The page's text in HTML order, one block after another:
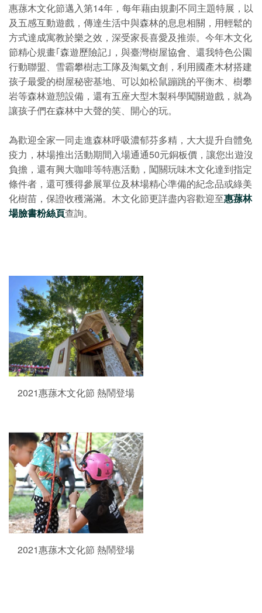
惠蓀木文化節邁入第14年，每年藉由規劃不同主題特展，以
及五感互動遊戲，傳達生活中與森林的息息相關，用輕鬆的
方式達成寓教於樂之效，深受家長喜愛及推崇。今年木文化
節精心規畫｢森遊歷險記｣，與臺灣樹屋協會、還我特色公園
行動聯盟、雪霸攀樹志工隊及淘氣文創，利用國產木材搭建
孩子最愛的樹屋秘密基地、可以如松鼠蹦跳的平衡木、樹攀
岩等森林遊憩設備，還有五座大型木製科學闖關遊戲，就為
讓孩子們在森林中大聲的笑、開心的玩。
為歡迎全家一同走進森林呼吸濃郁芬多精，大大提升自體免
疫力，林場推出活動期間入場通通50元銅板價，讓您出遊沒
負擔，還有興大咖啡等特惠活動，闖關玩味木文化達到指定
條件者，還可獲得參展單位及林場精心準備的紀念品或綠美
化樹苗，保證收穫滿滿。木文化節更詳盡內容歡迎至惠蓀林
場臉書粉絲頁查詢。
2021惠蓀木文化節 熱鬧登場
2021惠蓀木文化節 熱鬧登場